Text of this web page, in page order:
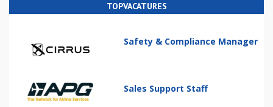
TOPVACATURES
Safety & Compliance Manager
Sales Support Staff